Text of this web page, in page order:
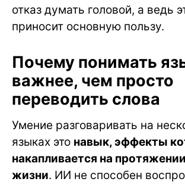
отказ думать головой, а ведь
приносит основную пользу.
Почему понимать
важнее, чем просто
переводить слова
Умение разговаривать на
языках это навык, эффекты
накапливается на
жизни. ИИ не способен